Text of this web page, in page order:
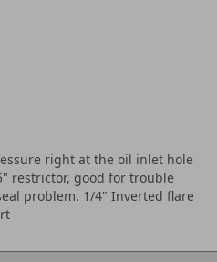
right at the oil inlet hole
restrictor, good for trouble
problem. 1/4" Inverted flare